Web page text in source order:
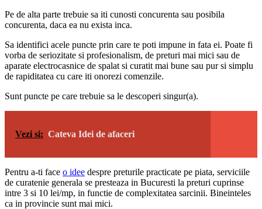
Pe de alta parte trebuie sa iti cunosti concurenta sau posibila
concurenta, daca ea nu exista inca.
Sa identifici acele puncte prin care te poti impune in fata ei. Poate fi
vorba de seriozitate si profesionalism, de preturi mai mici sau de
aparate electrocasnice de spalat si curatit mai bune sau pur si simplu
de rapiditatea cu care iti onorezi comenzile.
Sunt puncte pe care trebuie sa le descoperi singur(a).
Vezi si: Cateva Idei de afaceri
Pentru a-ti face o idee despre preturile practicate pe piata, serviciile
de curatenie generala se presteaza in Bucuresti la preturi cuprinse
intre 3 si 10 lei/mp, in functie de complexitatea sarcinii. Bineinteles
ca in provincie sunt mai mici.